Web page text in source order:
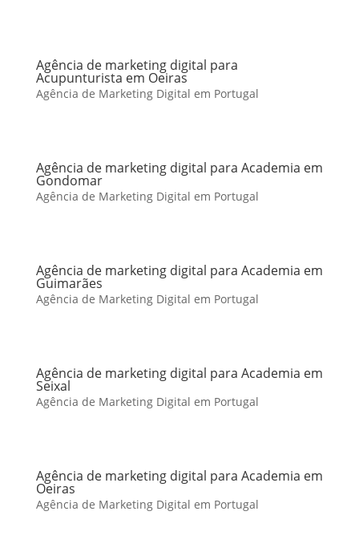
Agência de marketing digital para
Acupunturista em Oeiras
Agência de Marketing Digital em Portugal
Agência de marketing digital para Academia em
Gondomar
Agência de Marketing Digital em Portugal
Agência de marketing digital para Academia em
Guimarães
Agência de Marketing Digital em Portugal
Agência de marketing digital para Academia em
Seixal
Agência de Marketing Digital em Portugal
Agência de marketing digital para Academia em
Oeiras
Agência de Marketing Digital em Portugal